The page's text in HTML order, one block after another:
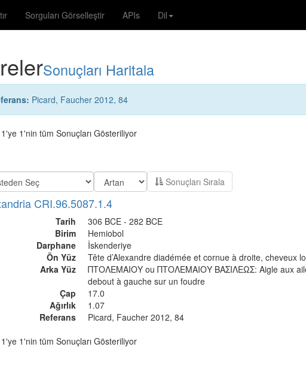
Sorguları Görselleştir APIs Dil
Sonuçları Haritala
Picard, Faucher 2012, 84
1'nin tüm Sonuçları Gösteriliyor
Sonuçları Sırala
CRI.96.5087.1.4
Tarih
306 BCE - 282 BCE
Birim
Hemiobol
Darphane
İskenderiye
Ön Yüz
Tête d’Alexandre diadémée et cornue à droite, cheveux
Arka Yüz
ΠΤΟΛΕΜΑΙΟΥ ou ΠΤΟΛΕΜΑΙΟΥ ΒΑΣΙΛΕΩΣ: Aigle aux
debout à gauche sur un foudre
Çap
17.0
Ağırlık
1.07
Referans
Picard, Faucher 2012, 84
1'nin tüm Sonuçları Gösteriliyor